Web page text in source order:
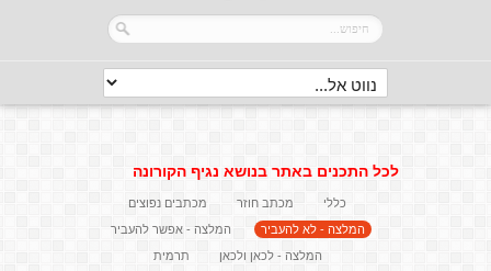
לכל התכנים באתר בנושא נגיף הקורונה
כללי מכתב חוזר
מכתבים נפוצים
המלצה - לא להעביר
המלצה - אפשר להעביר
המלצה - לכאן ולכאן
תרמית